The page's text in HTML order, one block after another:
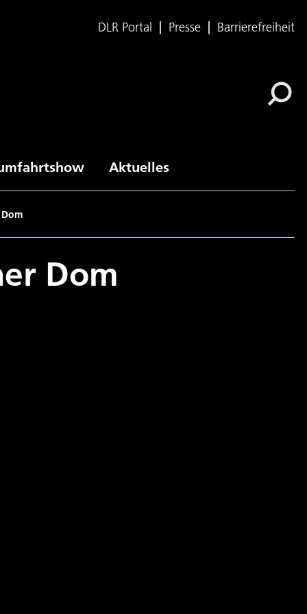
DLR Portal Presse Barrierefreiheit
Aktuelles
Dom